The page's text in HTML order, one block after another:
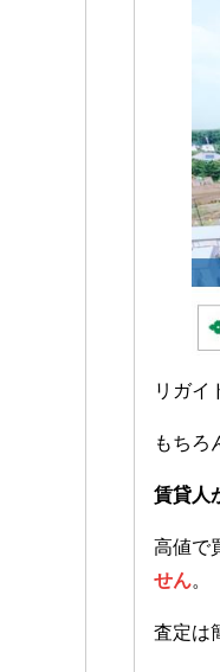
リガイ
もちろ
賃貸人
高値で
せん。
査定は